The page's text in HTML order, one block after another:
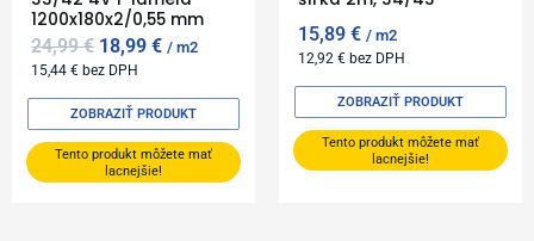
1200x180x2/0,55 mm
24,99€ 18,99€ m2
15,44€ bez DPH
Tento produkt môžete mať
lacnejšie!
ZOBRAZIŤ PRODUKT
15,89€ m2
12,92€ bez DPH
Tento produkt môžete mať
lacnejšie!
ZOBRAZIŤ PRODUKT